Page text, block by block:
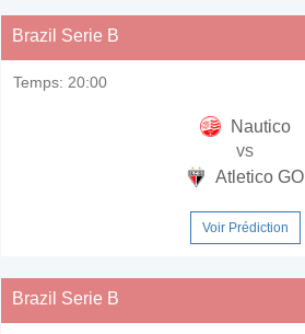
Brazil Serie B
Temps: 20:00
Nautico
vs
Atletico GO
Voir Prédiction
Brazil Serie B